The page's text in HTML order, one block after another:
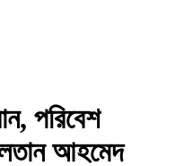
পরিবেশ
আহমেদ